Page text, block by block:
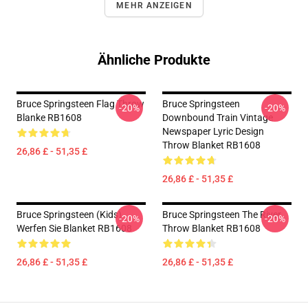
MEHR ANZEIGEN
Ähnliche Produkte
Bruce Springsteen Flag Throw
Blanke RB1608
26,86 £ - 51,35 £
-20%
Bruce Springsteen
Downbound Train Vintage
Newspaper Lyric Design
Throw Blanket RB1608
26,86 £ - 51,35 £
-20%
Bruce Springsteen (Kids)
Werfen Sie Blanket RB1608
26,86 £ - 51,35 £
-20%
Bruce Springsteen The River
Throw Blanket RB1608
26,86 £ - 51,35 £
-20%